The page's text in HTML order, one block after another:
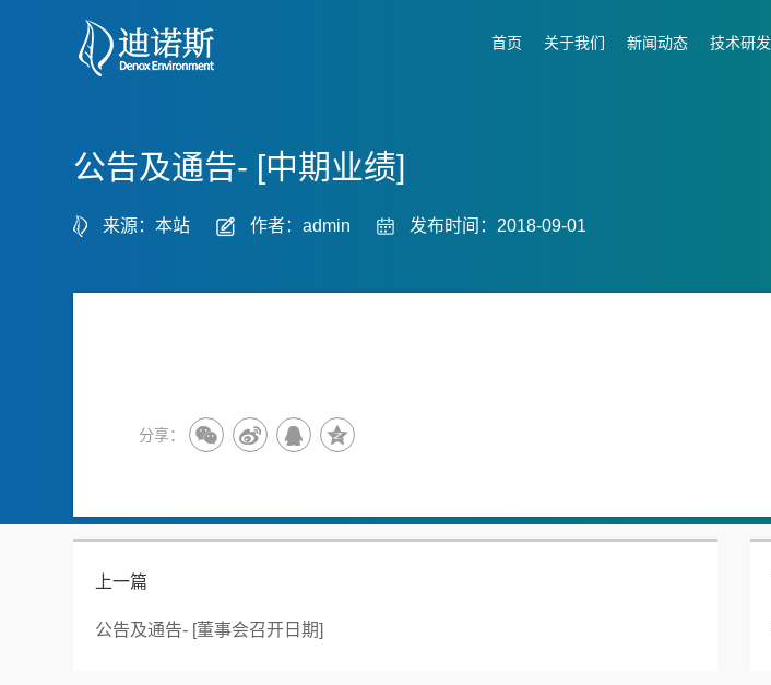
首页 关于我们 新闻动态 技术研发
公告及通告- [中期业绩]
来源：本站 作者：admin 发布时间：2018-09-01
分享：
上一篇
公告及通告- [董事会召开日期]